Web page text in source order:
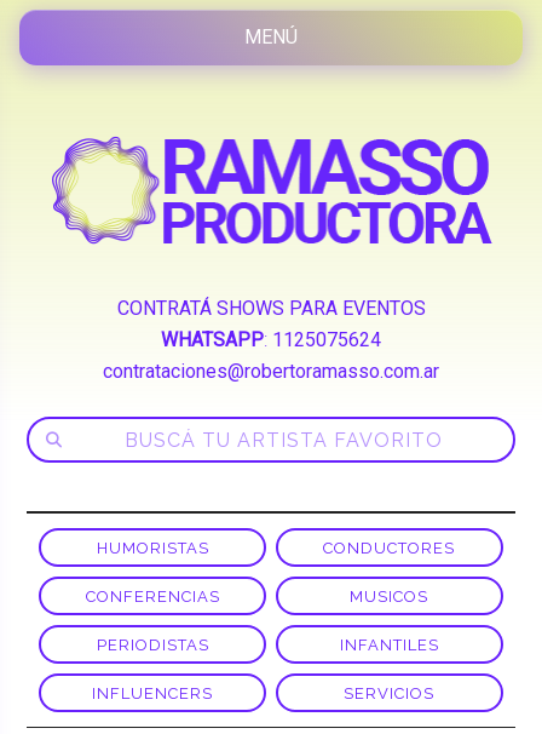
CONTRATÁ SHOWS PARA EVENTOS
WHATSAPP: 1125075624
contrataciones@robertoramasso.com.ar
HUMORISTAS CONDUCTORES
CONFERENCIAS MUSICOS
PERIODISTAS INFANTILES
INFLUENCERS SERVICIOS